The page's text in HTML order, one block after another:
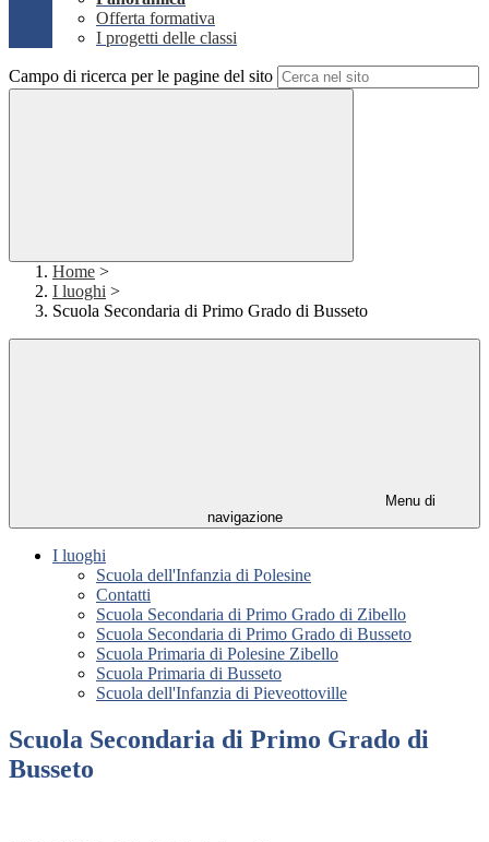
Offerta formativa
I progetti delle classi
Campo di ricerca per le pagine del sito
Home >
I luoghi >
Scuola Secondaria di Primo Grado di Busseto
Menu di
navigazione
I luoghi
Scuola dell'Infanzia di Polesine
Contatti
Scuola Secondaria di Primo Grado di Zibello
Scuola Secondaria di Primo Grado di Busseto
Scuola Primaria di Polesine Zibello
Scuola Primaria di Busseto
Scuola dell'Infanzia di Pieveottoville
Scuola Secondaria di Primo Grado di
Busseto